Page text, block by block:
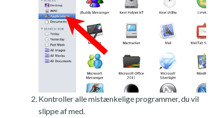
Kontroller alle mistænkelige programmer, du vil
slippe af med.